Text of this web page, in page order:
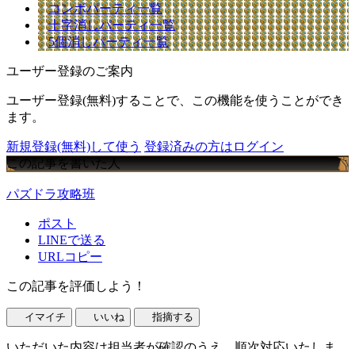
コンボパーティ一覧
十字消しパーティ一覧
5個消しパーティ一覧
ユーザー登録のご案内
ユーザー登録(無料)することで、この機能を使うことができ
ます。
新規登録(無料)して使う 登録済みの方はログイン
この記事を書いた人
パズドラ攻略班
ポスト
LINEで送る
URLコピー
この記事を評価しよう！
イマイチ いいね 指摘する